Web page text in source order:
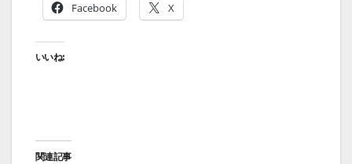
Facebook X
いいね:
関連記事